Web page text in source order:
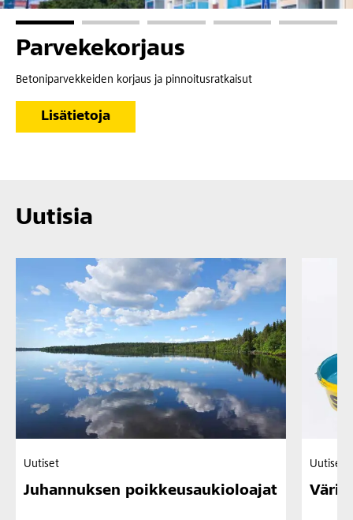
Parvekekorjaus
Betoniparvekkeiden korjaus ja pinnoitusratkaisut
Lisätietoja
Uutisia
Juhannuksen poikkeusaukioloajat
Uutiset Uutiset